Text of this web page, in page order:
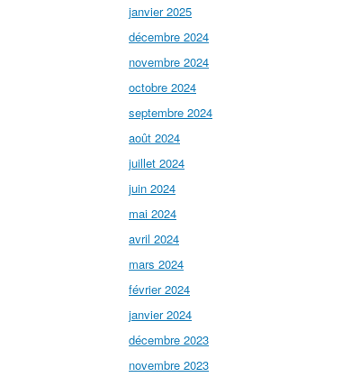
janvier 2025
décembre 2024
novembre 2024
octobre 2024
septembre 2024
août 2024
juillet 2024
juin 2024
mai 2024
avril 2024
mars 2024
février 2024
janvier 2024
décembre 2023
novembre 2023